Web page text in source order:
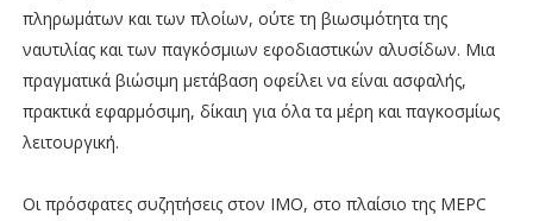
πληρωμάτων και των πλοίων, ούτε τη βιωσιμότητα της
ναυτιλίας και των παγκόσμιων εφοδιαστικών αλυσίδων. Μια
πραγματικά βιώσιμη μετάβαση οφείλει να είναι ασφαλής,
πρακτικά εφαρμόσιμη, δίκαιη για όλα τα μέρη και παγκοσμίως
λειτουργική.
Οι πρόσφατες συζητήσεις στον ΙΜΟ, στο πλαίσιο της MEPC